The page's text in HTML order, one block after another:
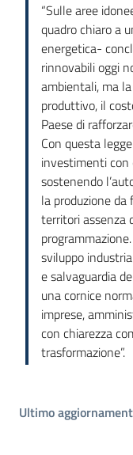
“Sulle aree
quadro chiaro a
energetica-
rinnovabili oggi
ambientali, ma
produttivo, il
Paese di
Con questa
investimenti con
sostenendo
la produzione
territori assenza
sviluppo
e salvaguardia
una cornice
imprese,
con chiarezza
trasformazione”.
Ultimo